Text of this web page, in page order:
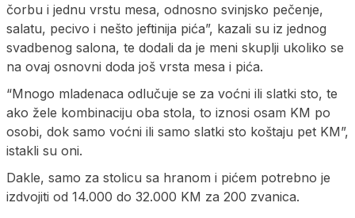
čorbu i jednu vrstu mesa, odnosno svinjsko pečenje,
salatu, pecivo i nešto jeftinija pića”, kazali su iz jednog
svadbenog salona, te dodali da je meni skuplji ukoliko se
na ovaj osnovni doda još vrsta mesa i pića.
“Mnogo mladenaca odlučuje se za voćni ili slatki sto, te
ako žele kombinaciju oba stola, to iznosi osam KM po
osobi, dok samo voćni ili samo slatki sto koštaju pet KM”,
istakli su oni.
Dakle, samo za stolicu sa hranom i pićem potrebno je
izdvojiti od 14.000 do 32.000 KM za 200 zvanica.